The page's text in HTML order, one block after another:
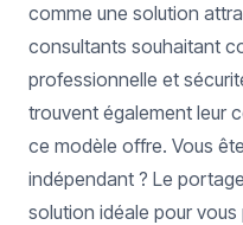
comme une solution
consultants souhaitant
professionnelle et
trouvent également leur
ce modèle offre. Vous
indépendant ? Le
solution idéale pour